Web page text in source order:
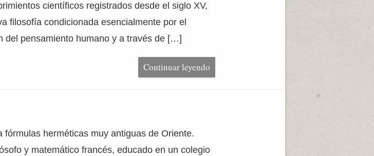
científicos registrados desde el siglo XV,
filosofía condicionada esencialmente por el
del pensamiento humano y a través de […]
Continuar leyendo
herméticas muy antiguas de Oriente.
y matemático francés, educado en un colegio